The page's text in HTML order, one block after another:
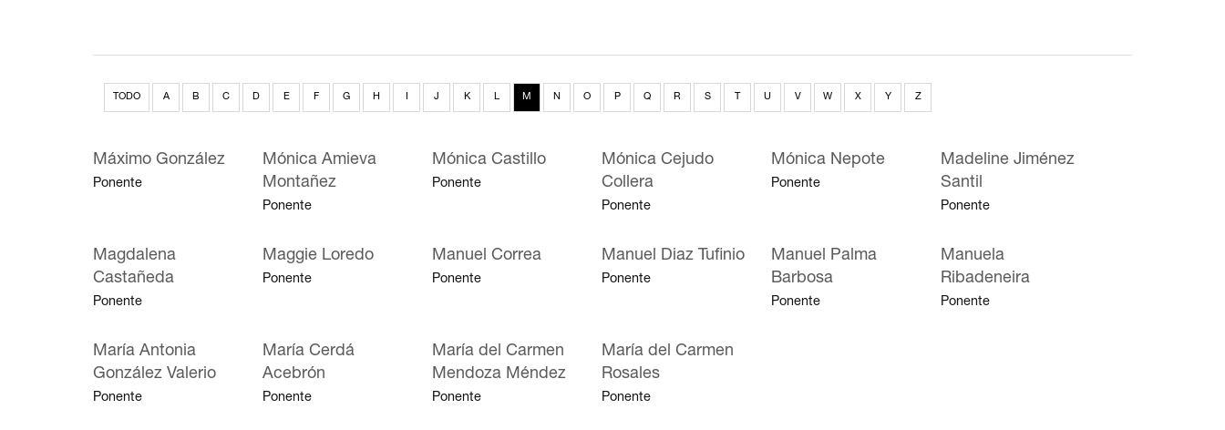
TODO A B C D E F G H I J K L M N O P Q R S T U V W X Y Z
Máximo González
Ponente
Mónica Amieva
Montañez
Ponente
Mónica Castillo
Ponente
Mónica Cejudo
Collera
Ponente
Mónica Nepote
Ponente
Madeline Jiménez
Santil
Ponente
Magdalena
Castañeda
Ponente
Maggie Loredo
Ponente
Manuel Correa
Ponente
Manuel Diaz Tufinio
Ponente
Manuel Palma
Barbosa
Ponente
Manuela
Ribadeneira
Ponente
María Antonia
González Valerio
Ponente
María Cerdá
Acebrón
Ponente
María del Carmen
Mendoza Méndez
Ponente
María del Carmen
Rosales
Ponente